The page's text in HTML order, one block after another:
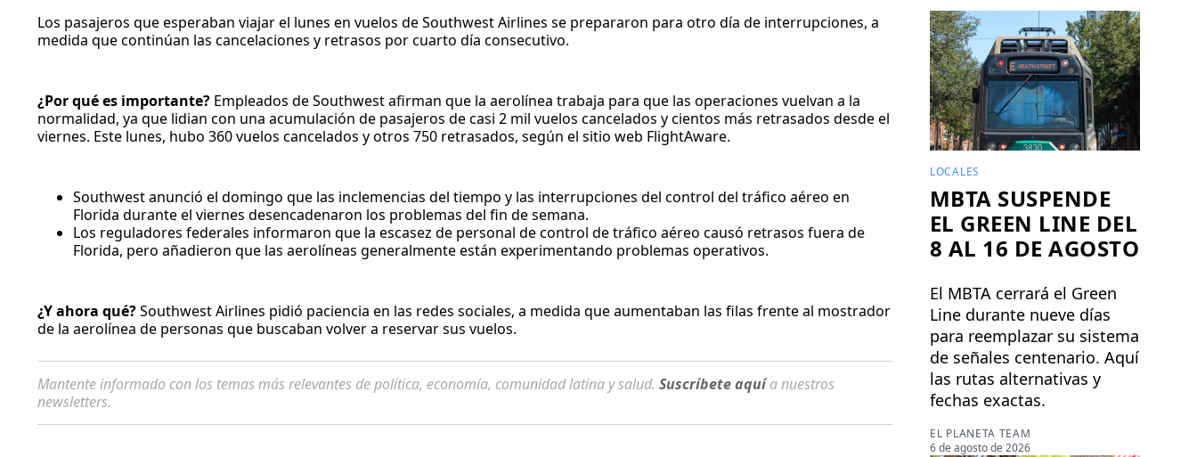
Los pasajeros que esperaban viajar el lunes en vuelos de Southwest Airlines se prepararon para otro día de interrupciones, a
medida que continúan las cancelaciones y retrasos por cuarto día consecutivo.
¿Por qué es importante? Empleados de Southwest afirman que la aerolínea trabaja para que las operaciones vuelvan a la
normalidad, ya que lidian con una acumulación de pasajeros de casi 2 mil vuelos cancelados y cientos más retrasados ​​desde el
viernes. Este lunes, hubo 360 vuelos cancelados y otros 750 retrasados, según el sitio web FlightAware.
Southwest anunció el domingo que las inclemencias del tiempo y las interrupciones del control del tráfico aéreo en
Florida durante el viernes desencadenaron los problemas del fin de semana.
Los reguladores federales informaron que la escasez de personal de control de tráfico aéreo causó retrasos fuera de
Florida, pero añadieron que las aerolíneas generalmente están experimentando problemas operativos.
¿Y ahora qué?Southwest Airlines pidió paciencia en las redes sociales, a medida que aumentaban las filas frente al mostrador
de la aerolínea de personas que buscaban volver a reservar sus vuelos.
Mantente informado con los temas más relevantes de política, economía, comunidad latina y salud. Suscríbete aquía nuestros
newsletters.
LOCALES
MBTA SUSPENDE
EL GREEN LINE DEL
8 AL 16 DE AGOSTO
El MBTA cerrará el Green
Line durante nueve días
para reemplazar su sistema
de señales centenario. Aquí
las rutas alternativas y
fechas exactas.
EL PLANETA TEAM
6 de agosto de 2026